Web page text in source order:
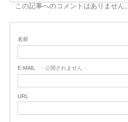
この記事へのコメントはありません。
名前
E-MAIL - 公開されません -
URL